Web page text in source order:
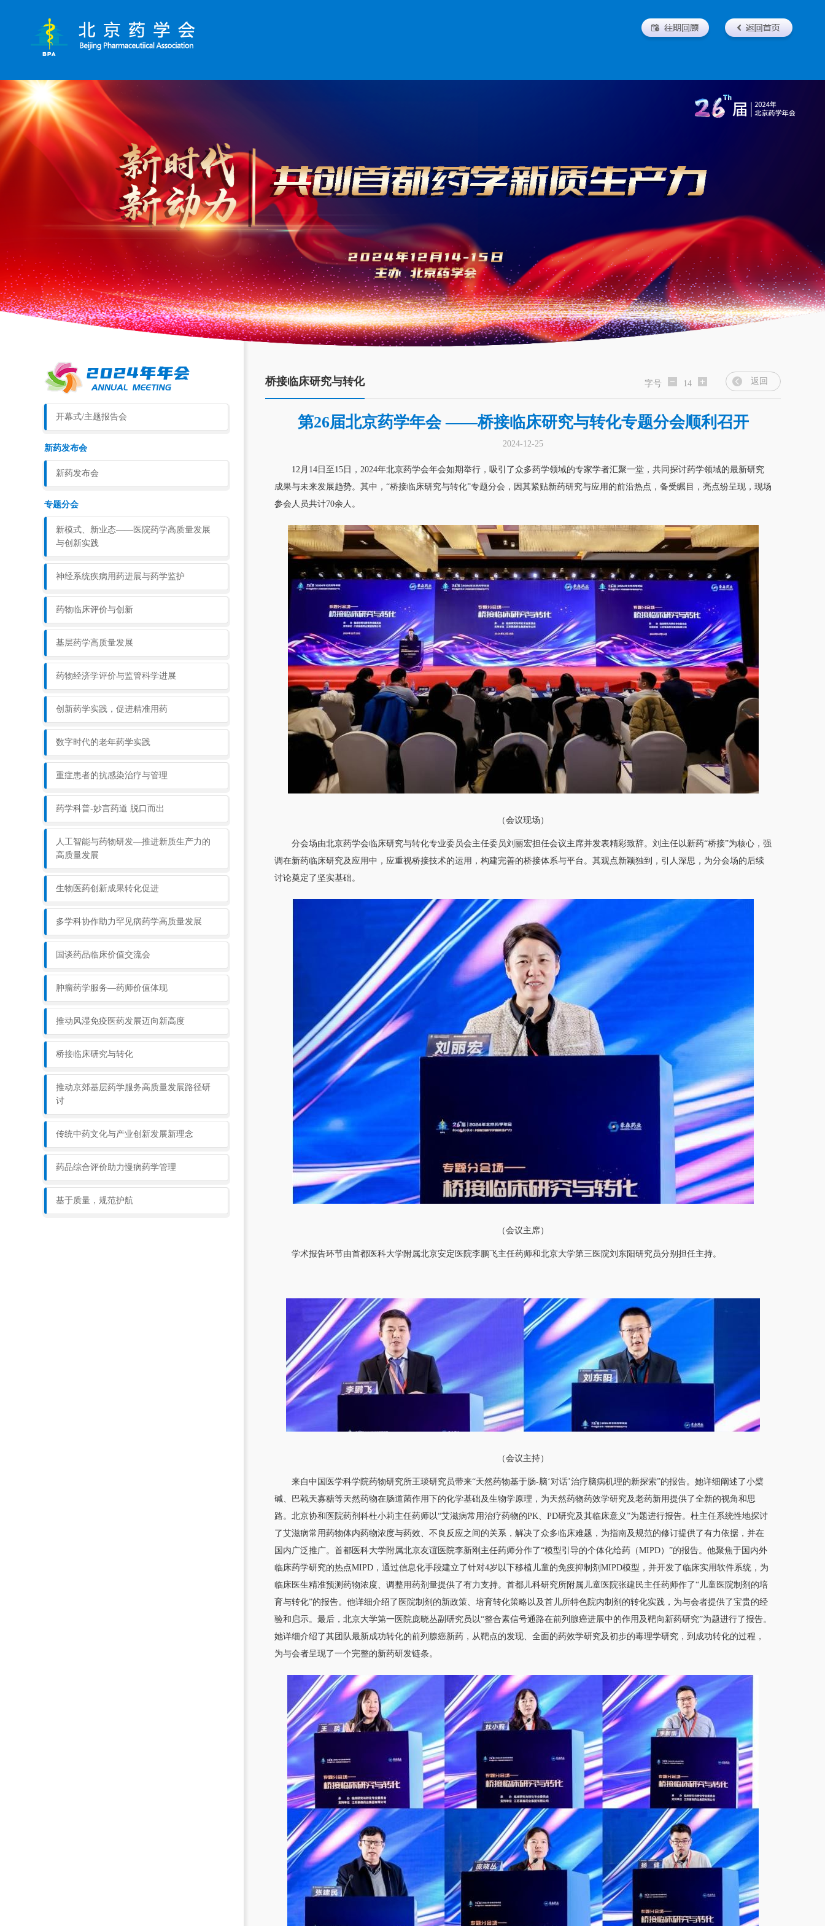
开幕式/主题报告会
新药发布会
新药发布会
专题分会
新模式、新业态——医院药学高质量发展
与创新实践
神经系统疾病用药进展与药学监护
药物临床评价与创新
基层药学高质量发展
药物经济学评价与监管科学进展
创新药学实践，促进精准用药
数字时代的老年药学实践
重症患者的抗感染治疗与管理
药学科普-妙言药道 脱口而出
人工智能与药物研发—推进新质生产力的
高质量发展
生物医药创新成果转化促进
多学科协作助力罕见病药学高质量发展
国谈药品临床价值交流会
肿瘤药学服务—药师价值体现
推动风湿免疫医药发展迈向新高度
桥接临床研究与转化
推动京郊基层药学服务高质量发展路径研
讨
传统中药文化与产业创新发展新理念
药品综合评价助力慢病药学管理
基于质量，规范护航
桥接临床研究与转化 返回
字号 14
第26届北京药学年会 ——桥接临床研究与转化专题分会顺利召开
2024-12-25
12月14日至15日，2024年北京药学会年会如期举行，吸引了众多药学领域的专家学者汇聚一堂，共同探讨药学领域的最新研究
成果与未来发展趋势。其中，“桥接临床研究与转化”专题分会，因其紧贴新药研究与应用的前沿热点，备受瞩目，亮点纷呈现，现场
参会人员共计70余人。
（会议现场）
分会场由北京药学会临床研究与转化专业委员会主任委员刘丽宏担任会议主席并发表精彩致辞。刘主任以新药“桥接”为核心，强
调在新药临床研究及应用中，应重视桥接技术的运用，构建完善的桥接体系与平台。其观点新颖独到，引人深思，为分会场的后续
讨论奠定了坚实基础。
（会议主席）
学术报告环节由首都医科大学附属北京安定医院李鹏飞主任药师和北京大学第三医院刘东阳研究员分别担任主持。
（会议主持）
来自中国医学科学院药物研究所王琰研究员带来“天然药物基于肠-脑‘对话’治疗脑病机理的新探索”的报告。她详细阐述了小檗
碱、巴戟天寡糖等天然药物在肠道菌作用下的化学基础及生物学原理，为天然药物药效学研究及老药新用提供了全新的视角和思
路。北京协和医院药剂科杜小莉主任药师以“艾滋病常用治疗药物的PK、PD研究及其临床意义”为题进行报告。杜主任系统性地探讨
了艾滋病常用药物体内药物浓度与药效、不良反应之间的关系，解决了众多临床难题，为指南及规范的修订提供了有力依据，并在
国内广泛推广。首都医科大学附属北京友谊医院李新刚主任药师分作了“模型引导的个体化给药（MIPD）”的报告。他聚焦于国内外
临床药学研究的热点MIPD，通过信息化手段建立了针对4岁以下移植儿童的免疫抑制剂MIPD模型，并开发了临床实用软件系统，为
临床医生精准预测药物浓度、调整用药剂量提供了有力支持。首都儿科研究所附属儿童医院张建民主任药师作了“儿童医院制剂的培
育与转化”的报告。他详细介绍了医院制剂的新政策、培育转化策略以及首儿所特色院内制剂的转化实践，为与会者提供了宝贵的经
验和启示。最后，北京大学第一医院庞晓丛副研究员以“整合素信号通路在前列腺癌进展中的作用及靶向新药研究”为题进行了报告。
她详细介绍了其团队最新成功转化的前列腺癌新药，从靶点的发现、全面的药效学研究及初步的毒理学研究，到成功转化的过程，
为与会者呈现了一个完整的新药研发链条。